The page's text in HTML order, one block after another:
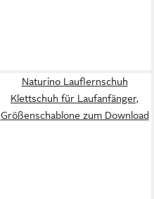
Naturino Lauflernschuh
Klettschuh für Laufanfänger,
Größenschablone zum Download